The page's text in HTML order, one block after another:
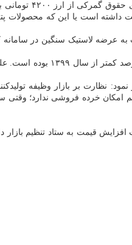
داشته است یا این که محصولات
وی تصریح کرد: در سال ۱۴۰۰ تایر باری و اتوبوسی مجموعاً ۸۳۶
نظارت بر بازار وظیفه
سال قبل با ۱۵ درصد رخ داد؛ برای سال جدید هم درخواست